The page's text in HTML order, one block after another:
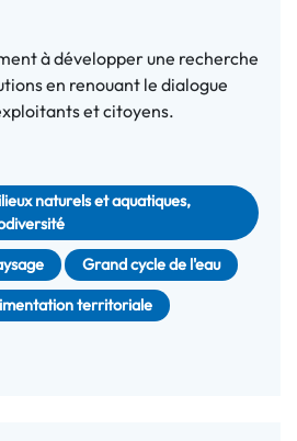
à développer une recherche
en renouant le dialogue
et citoyens.
naturels et aquatiques,
Grand cycle de l'eau
territoriale